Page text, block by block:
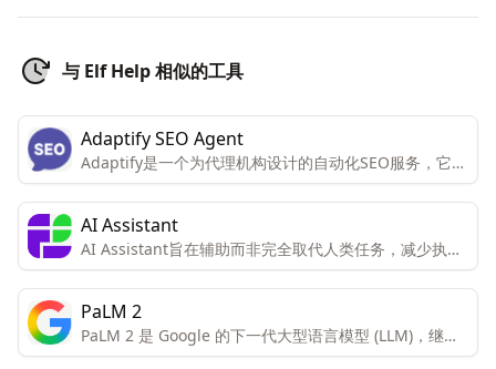
与 Elf Help 相似的工具
Adaptify SEO Agent
Adaptify是一个为代理机构设计的自动化SEO服务，它提
供策略、内容和链接建设的全面解决方案，旨在帮助用户
节省时间，提高SEO效率，并支持多种CMS平台。通过
自动化工具，Adaptify旨在减少手动工作量，同时提供高
质量的内容和链接建设服务。
AI Assistant
AI Assistant旨在辅助而非完全取代人类任务，减少执行
某些任务所需的时间。当前AI能够分析多个文本并生成模
型表格、SQL脚本和UML图，产品仍在开发中以理解和分
析更多文本。
PaLM 2
PaLM 2 是 Google 的下一代大型语言模型 (LLM)，继承
了 Google 在机器学习和负责任的 AI 研究方面的传统。